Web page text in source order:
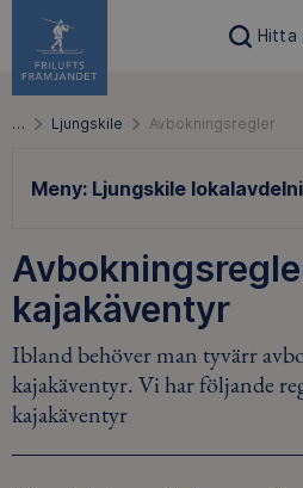
Hitta
… Ljungskile Avbokningsregler
Meny: Ljungskile
kajakäventyr
Ibland behöver man tyvärr
kajakäventyr. Vi har följande
kajakäventyr